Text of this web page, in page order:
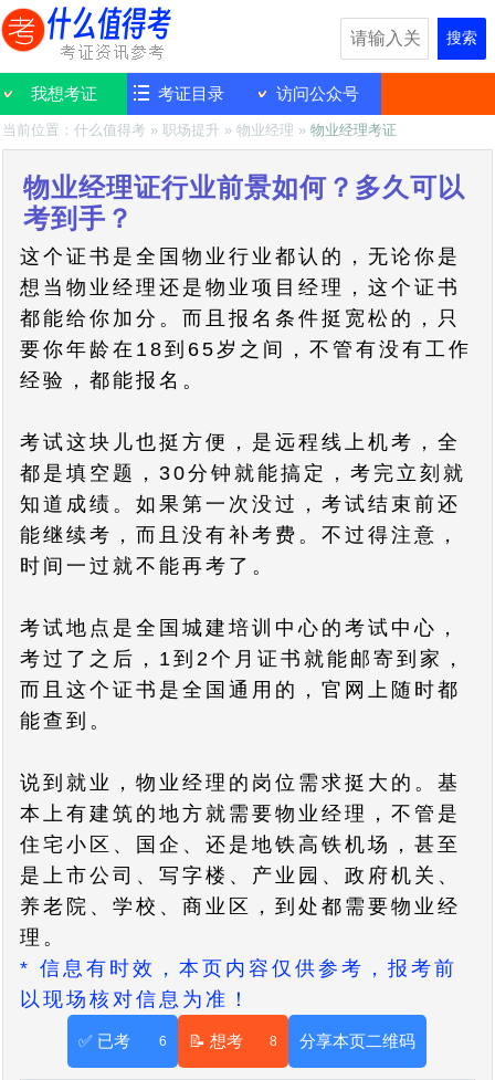
搜索
我想考证 考证目录 访问公众号
当前位置：什么值得考 »职场提升 »物业经理 »物业经理考证
物业经理证行业前景如何？多久可以
考到手？
这个证书是全国物业行业都认的，无论你是
想当物业经理还是物业项目经理，这个证书
都能给你加分。而且报名条件挺宽松的，只
要你年龄在18到65岁之间，不管有没有工作
经验，都能报名。
考试这块儿也挺方便，是远程线上机考，全
都是填空题，30分钟就能搞定，考完立刻就
知道成绩。如果第一次没过，考试结束前还
能继续考，而且没有补考费。不过得注意，
时间一过就不能再考了。
考试地点是全国城建培训中心的考试中心，
考过了之后，1到2个月证书就能邮寄到家，
而且这个证书是全国通用的，官网上随时都
能查到。
说到就业，物业经理的岗位需求挺大的。基
本上有建筑的地方就需要物业经理，不管是
住宅小区、国企、还是地铁高铁机场，甚至
是上市公司、写字楼、产业园、政府机关、
养老院、学校、商业区，到处都需要物业经
理。
* 信息有时效，本页内容仅供参考，报考前
以现场核对信息为准！
6
✅ 已考 8
📝 想考 分享本页二维码